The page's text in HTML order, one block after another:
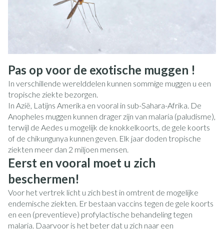
Pas op voor de exotische muggen !
In verschillende werelddelen kunnen sommige muggen u een
tropische ziekte bezorgen.
In Azië, Latijns Amerika en vooral in sub-Sahara-Afrika. De
Anopheles muggen kunnen drager zijn van malaria (paludisme),
terwijl de Aedes u mogelijk de knokkelkoorts, de gele koorts
of de chikungunya kunnen geven. Elk jaar doden tropische
ziekten meer dan 2 miljoen mensen.
Eerst en vooral moet u zich
beschermen!
Voor het vertrek licht u zich best in omtrent de mogelijke
endemische ziekten. Er bestaan vaccins tegen de gele koorts
en een (preventieve) profylactische behandeling tegen
malaria. Daarvoor is het beter dat u zich naar een